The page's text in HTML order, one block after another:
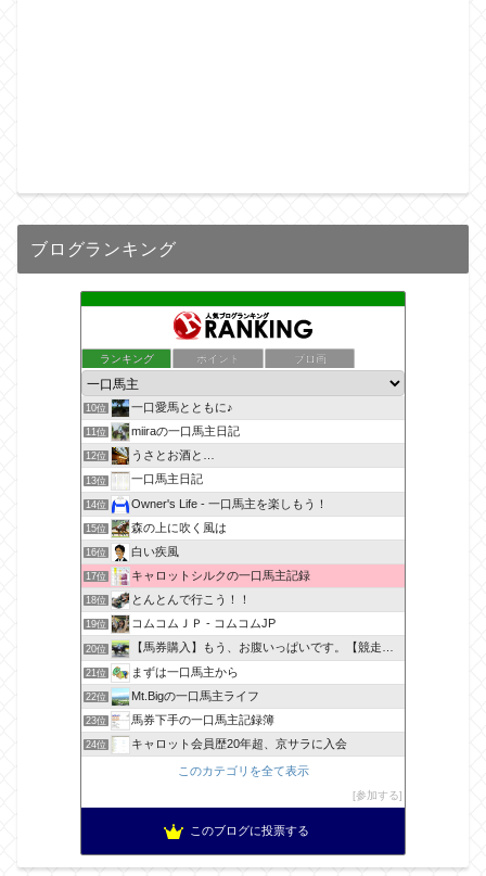
ブログランキング
ランキング ポイント ブロ画
10位 一口愛馬とともに♪
11位 miiraの一口馬主日記
12位 うさとお酒と…
13位 一口馬主日記
14位 Owner's Life - 一口馬主を楽しもう！
15位 森の上に吹く風は
16位 白い疾風
17位 キャロットシルクの一口馬主記録
18位 とんとんで行こう！！
19位 コムコムＪＰ - コムコムJP
20位 【馬券購入】もう、お腹いっぱいです。【競走馬出資】
21位 まずは一口馬主から
22位 Mt.Bigの一口馬主ライフ
23位 馬券下手の一口馬主記録簿
24位 キャロット会員歴20年超、京サラに入会
このカテゴリを全て表示
参加する
このブログに投票する